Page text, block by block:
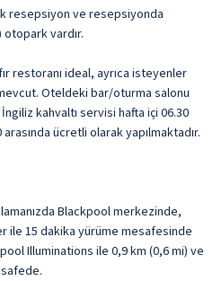
resepsiyon ve resepsiyonda
vardır.
restoranı ideal, ayrıca isteyenler
Oteldeki bar/oturma salonu
kahvaltı servisi hafta içi 06.30
ücretli olarak yapılmaktadır.
Blackpool merkezinde,
ile 15 dakika yürüme mesafesinde
Illuminations ile 0,9 km (0,6 mi) ve